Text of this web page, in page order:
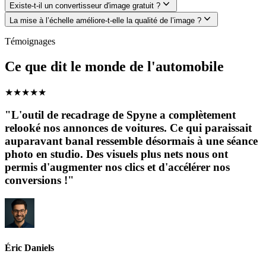
Existe-t-il un convertisseur d'image gratuit ?
La mise à l’échelle améliore-t-elle la qualité de l’image ?
Témoignages
Ce que dit le monde de l'automobile
★★★★★
"L'outil de recadrage de Spyne a complètement
relooké nos annonces de voitures. Ce qui paraissait
auparavant banal ressemble désormais à une séance
photo en studio. Des visuels plus nets nous ont
permis d'augmenter nos clics et d'accélérer nos
conversions !"
Éric Daniels